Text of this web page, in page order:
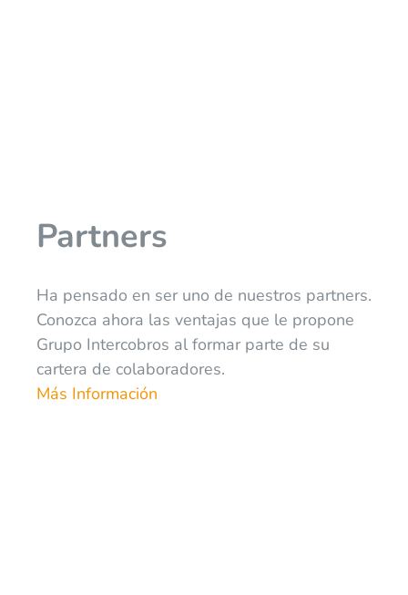
Partners
Ha pensado en ser uno de nuestros partners.
Conozca ahora las ventajas que le propone
Grupo Intercobros al formar parte de su
cartera de colaboradores.
Más Información